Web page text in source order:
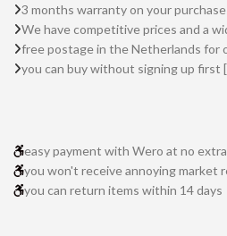
3 months warranty on your
We have competitive prices and a
free postage in the Netherlands for
you can buy without signing up first
easy payment with Wero at no
you won't receive annoying market
you can return items within 14 days